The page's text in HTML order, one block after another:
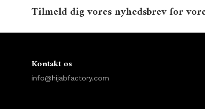
Tilmeld dig vores nyhedsbrev for
Kontakt os
info@hijabfactory.com